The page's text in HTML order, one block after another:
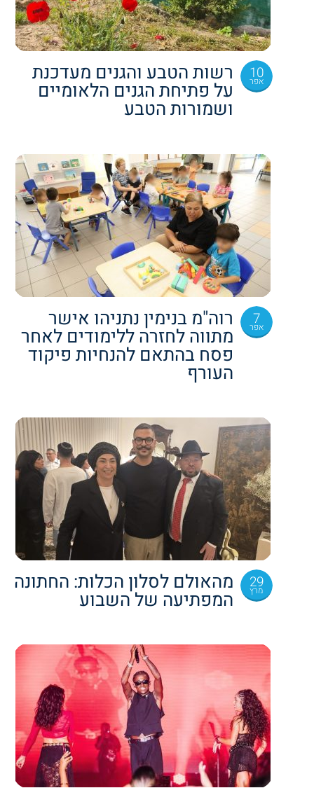
10
אפר רשות הטבע והגנים מעדכנת
על פתיחת הגנים הלאומיים
ושמורות הטבע
7
אפר רוה"מ בנימין נתניהו אישר
מתווה לחזרה ללימודים לאחר
פסח בהתאם להנחיות פיקוד
העורף
29
מרץ מהאולם לסלון הכלות: החתונה
המפתיעה של השבוע